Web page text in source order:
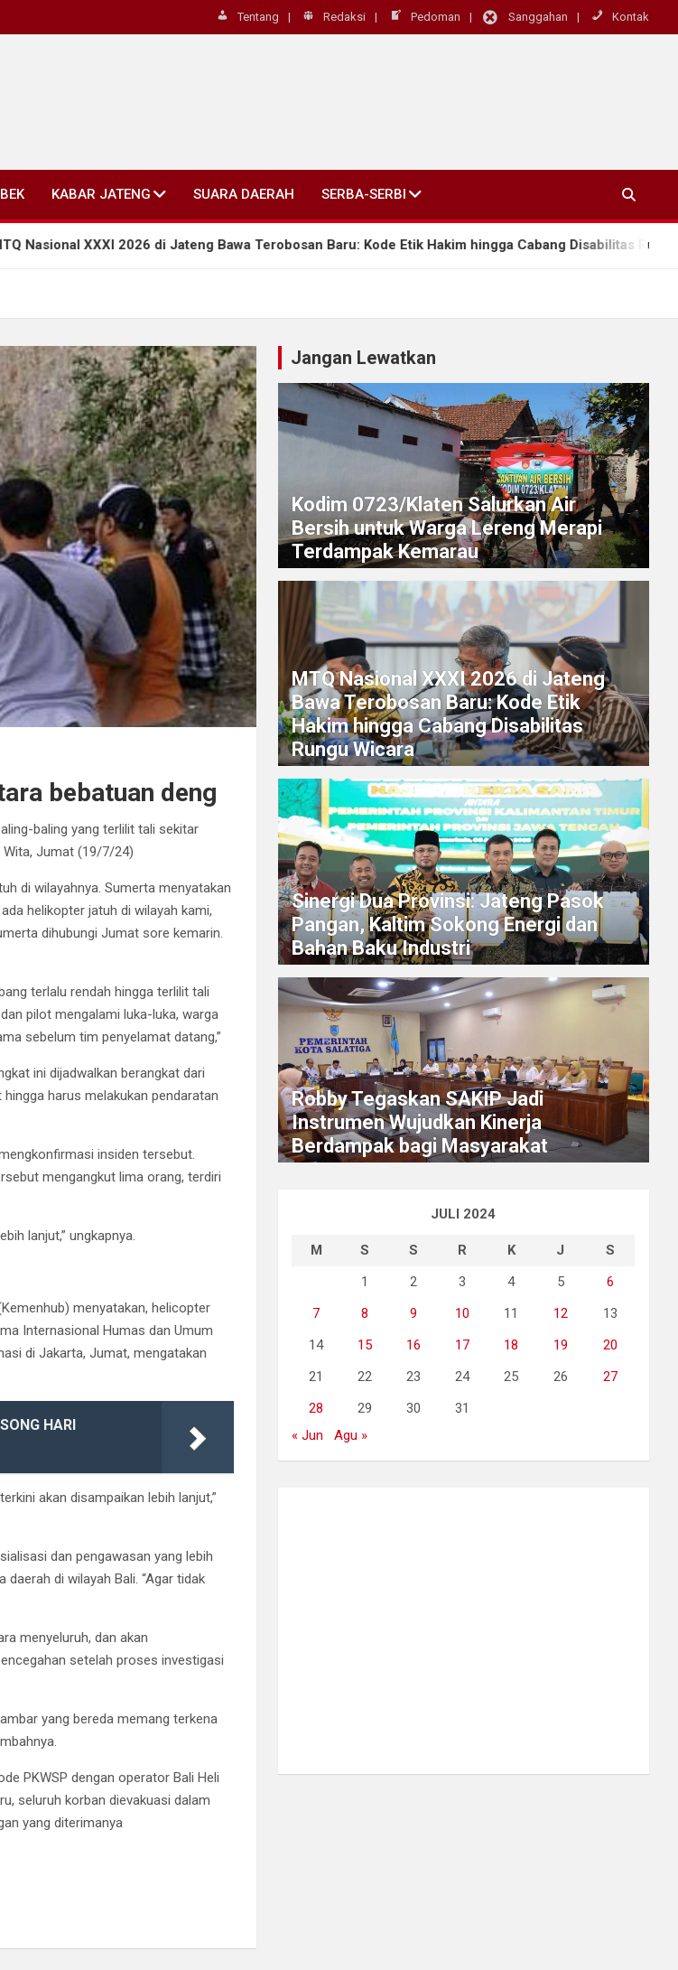
Tentang Redaksi Pedoman Sanggahan Kontak
KABAR JATENG SUARA DAERAH SERBA-SERBI
2026 di Jateng Bawa Terobosan Baru: Kode Etik Hakim hingga Cabang Disabilitas Rungu Wicara
bebatuan deng
baling yang terlilit tali sekitar
Wita, Jumat (19/7/24)
di wilayahnya. Sumerta menyatakan
helikopter jatuh di wilayah kami,
dihubungi Jumat sore kemarin.
terlalu rendah hingga terlilit tali
pilot mengalami luka-luka, warga
sebelum tim penyelamat datang,”
ini dijadwalkan berangkat dari
harus melakukan pendaratan
insiden tersebut.
mengangkut lima orang, terdiri
lanjut,” ungkapnya.
menyatakan, helicopter
Internasional Humas dan Umum
di Jakarta, Jumat, mengatakan
HARI
akan disampaikan lebih lanjut,”
dan pengawasan yang lebih
di wilayah Bali. “Agar tidak
menyeluruh, dan akan
setelah proses investigasi
yang bereda memang terkena
PKWSP dengan operator Bali Heli
seluruh korban dievakuasi dalam
yang diterimanya
Jangan Lewatkan
Kodim 0723/Klaten Salurkan Air
Bersih untuk Warga Lereng Merapi
Terdampak Kemarau
MTQ Nasional XXXI 2026 di Jateng
Bawa Terobosan Baru: Kode Etik
Hakim hingga Cabang Disabilitas
Rungu Wicara
Sinergi Dua Provinsi: Jateng Pasok
Pangan, Kaltim Sokong Energi dan
Bahan Baku Industri
Robby Tegaskan SAKIP Jadi
Instrumen Wujudkan Kinerja
Berdampak bagi Masyarakat
JULI 2024
M S S R K J
S
1
2 3 4 5
6
7
8 9 10 11 12
13
14
15 16 17 18 19
20
21
22 23 24 25 26
27
28
29 30
31
« Jun
Agu »